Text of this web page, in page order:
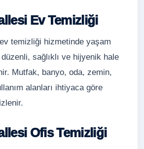
Ev Temizliği
temizliği hizmetinde yaşam
düzenli, sağlıklı ve hijyenik hale
Mutfak, banyo, oda, zemin,
alanları ihtiyaca göre
Ofis Temizliği